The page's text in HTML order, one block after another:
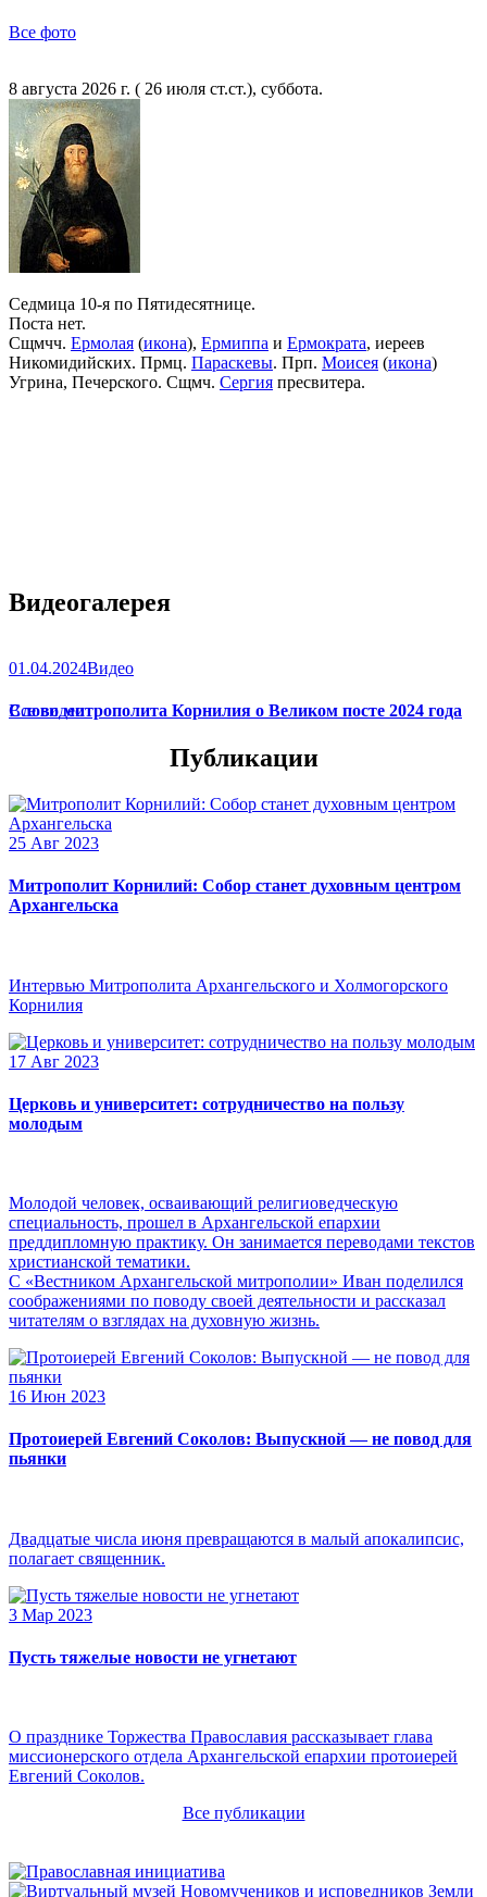
Все фото
8 августа 2026 г. ( 26 июля ст.ст.), суббота.
Седмица 10-я по Пятидесятнице.
Поста нет.
Сщмчч. Ермолая (икона), Ермиппа и Ермократа, иереев
Никомидийских. Прмц. Параскевы. Прп. Моисея (икона)
Угрина, Печерского. Сщмч. Сергия пресвитера.
Видеогалерея
01.04.2024Видео
Слово митрополита Корнилия о Великом посте 2024 года
Все видео
Публикации
25 Авг 2023
Митрополит Корнилий: Собор станет духовным центром
Архангельска
Интервью Митрополита Архангельского и Холмогорского
Корнилия
17 Авг 2023
Церковь и университет: сотрудничество на пользу
молодым
Молодой человек, осваивающий религиоведческую
специальность, прошел в Архангельской епархии
преддипломную практику. Он занимается переводами текстов
христианской тематики.
С «Вестником Архангельской митрополии» Иван поделился
соображениями по поводу своей деятельности и рассказал
читателям о взглядах на духовную жизнь.
16 Июн 2023
Протоиерей Евгений Соколов: Выпускной — не повод для
пьянки
Двадцатые числа июня превращаются в малый апокалипсис,
полагает священник.
3 Мар 2023
Пусть тяжелые новости не угнетают
О празднике Торжества Православия рассказывает глава
миссионерского отдела Архангельской епархии протоиерей
Евгений Соколов.
Все публикации